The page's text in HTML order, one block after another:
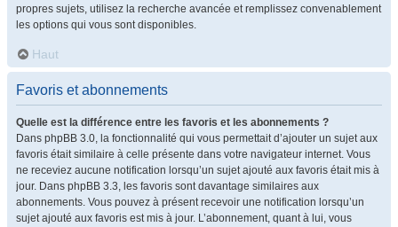
propres sujets, utilisez la recherche avancée et remplissez convenablement
les options qui vous sont disponibles.
Haut
Favoris et abonnements
Quelle est la différence entre les favoris et les abonnements ?
Dans phpBB 3.0, la fonctionnalité qui vous permettait d’ajouter un sujet aux
favoris était similaire à celle présente dans votre navigateur internet. Vous
ne receviez aucune notification lorsqu’un sujet ajouté aux favoris était mis à
jour. Dans phpBB 3.3, les favoris sont davantage similaires aux
abonnements. Vous pouvez à présent recevoir une notification lorsqu’un
sujet ajouté aux favoris est mis à jour. L’abonnement, quant à lui, vous